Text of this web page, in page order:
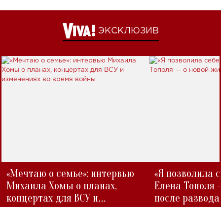
ЭКСКЛЮЗИВ
«Мечтаю о семье»: интервью
Михаила Хомы о планах,
концертах для ВСУ и
«Я позволила
Елена Тополя
после развода